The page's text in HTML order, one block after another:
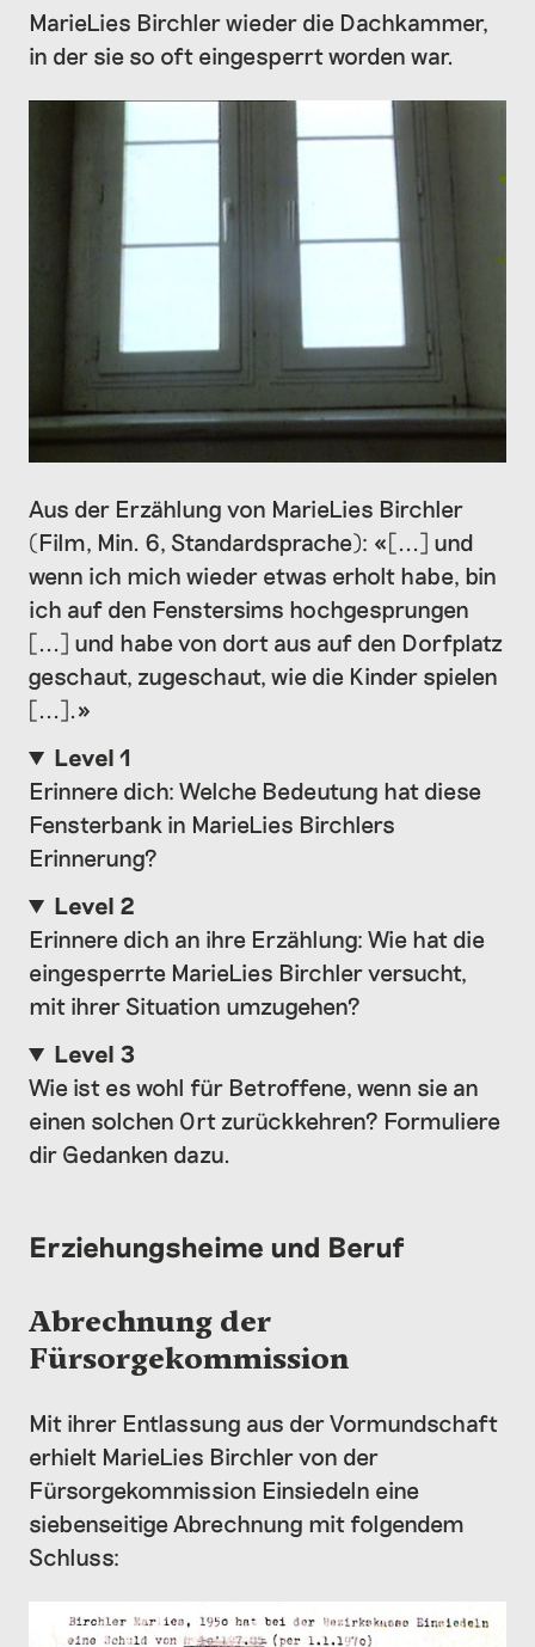
MarieLies Birchler wieder die Dachkammer,
in der sie so oft eingesperrt worden war.
Aus der Erzählung von MarieLies Birchler
(Film, Min. 6, Standardsprache): «[...] und
wenn ich mich wieder etwas erholt habe, bin
ich auf den Fenstersims hochgesprungen
[...] und habe von dort aus auf den Dorfplatz
geschaut, zugeschaut, wie die Kinder spielen
[...].»
Level 1
Erinnere dich: Welche Bedeutung hat diese
Fensterbank in MarieLies Birchlers
Erinnerung?
Level 2
Erinnere dich an ihre Erzählung: Wie hat die
eingesperrte MarieLies Birchler versucht,
mit ihrer Situation umzugehen?
Level 3
Wie ist es wohl für Betroffene, wenn sie an
einen solchen Ort zurückkehren? Formuliere
dir Gedanken dazu.
Erziehungsheime und Beruf
Abrechnung der
Fürsorgekommission
Mit ihrer Entlassung aus der Vormundschaft
erhielt MarieLies Birchler von der
Fürsorgekommission Einsiedeln eine
siebenseitige Abrechnung mit folgendem
Schluss: